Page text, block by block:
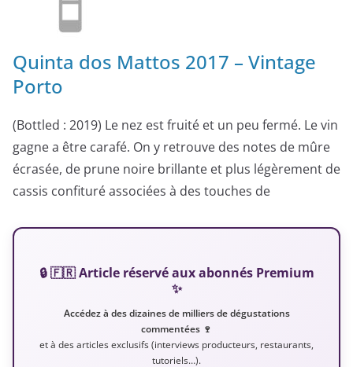
Quinta dos Mattos 2017 – Vintage
Porto
(Bottled : 2019) Le nez est fruité et un peu fermé. Le vin
gagne a être carafé. On y retrouve des notes de mûre
écrasée, de prune noire brillante et plus légèrement de
cassis confituré associées à des touches de
🔒 🇫🇷 Article réservé aux abonnés Premium
✨
Accédez à des dizaines de milliers de dégustations
commentées 🍷
et à des articles exclusifs (interviews producteurs, restaurants,
tutoriels…).